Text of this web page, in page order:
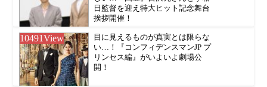
日監督を迎え特大ヒット記念舞台
挨拶開催！
10491View
目に見えるものが真実とは限らな
い…！『コンフィデンスマンJP プ
リンセス編』がいよいよ劇場公
開！